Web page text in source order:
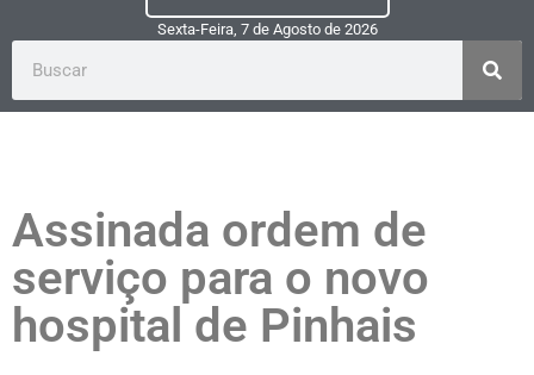
Sexta-Feira, 7de Agostode 2026
Assinada ordem de
serviço para o novo
hospital de Pinhais